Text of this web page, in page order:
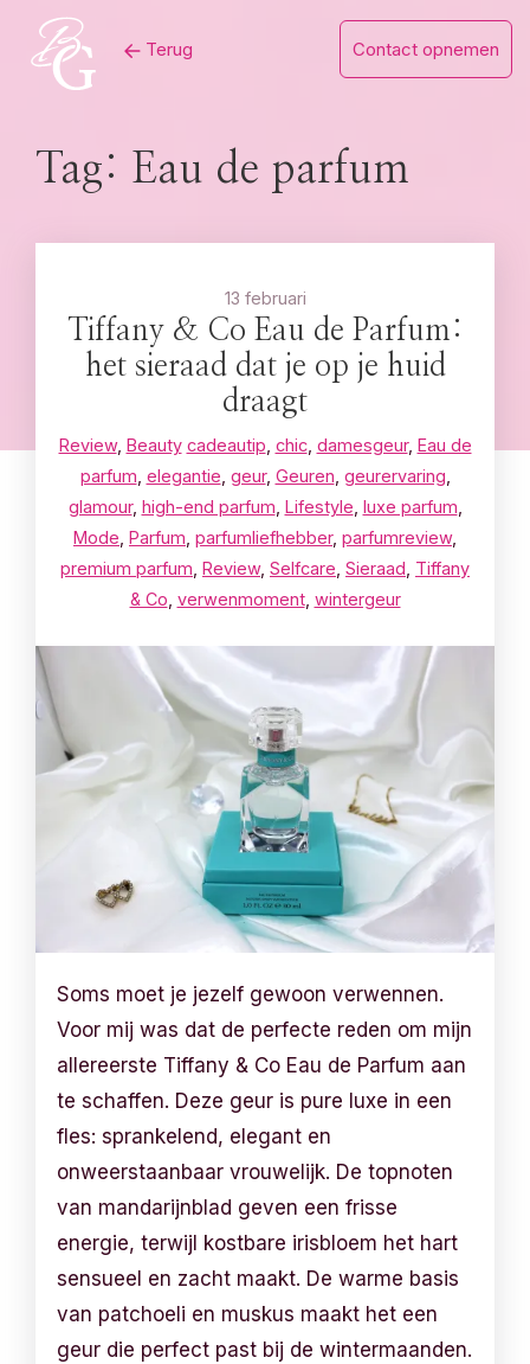
content
Terug Contact opnemen
Tag: Eau de parfum
13 februari
Tiffany & Co Eau de Parfum:
het sieraad dat je op je huid
draagt
Review, Beauty cadeautip chic, damesgeur, Eau de
parfum elegantie geur, Geuren geurervaring
glamour, high-end parfum Lifestyle luxe parfum
Mode Parfum parfumliefhebber, parfumreview,
premium parfum Review, Selfcare Sieraad Tiffany
& Co verwenmoment, wintergeur
Soms moet je jezelf gewoon verwennen.
Voor mij was dat de perfecte reden om mijn
allereerste Tiffany & Co Eau de Parfum aan
te schaffen. Deze geur is pure luxe in een
fles: sprankelend, elegant en
onweerstaanbaar vrouwelijk. De topnoten
van mandarijnblad geven een frisse
energie, terwijl kostbare irisbloem het hart
sensueel en zacht maakt. De warme basis
van patchoeli en muskus maakt het een
geur die perfect past bij de wintermaanden.